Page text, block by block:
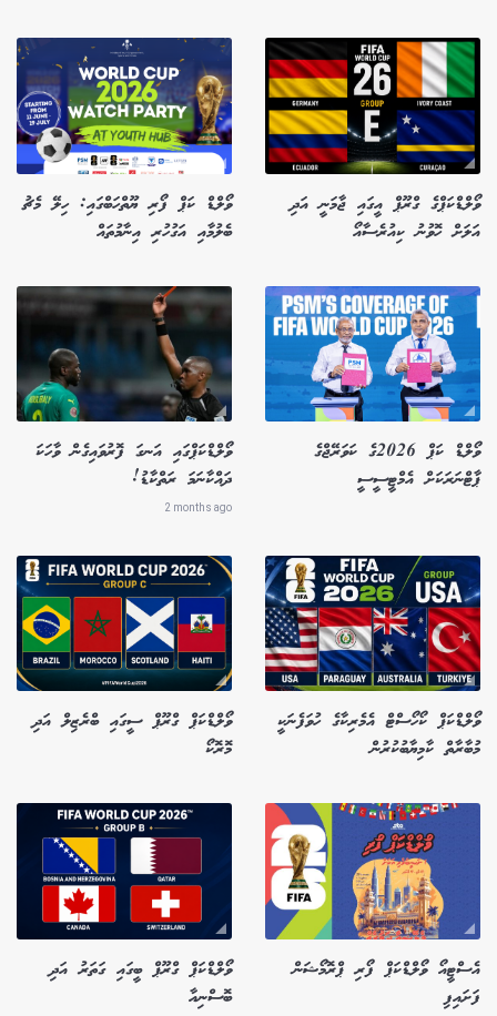
ވޯލްޑްކަޕްގެ ގްރޫޕް އީގައި ޖާމަނީ އަދި
އަލަށް ހޮވުނު ކިއުރެސާއޯ
ވޯލްޑް ކަޕް ފޯރި ޔޫތްހަބްގައި: ހިލޭ މެޗު
ބެލުމާއި އަގުހުރި އިނާމުތައް
ވޯލްޑް ކަޕް 2026ގެ ކަވަރޭޖްގެ
ޕާޓްނަރަކަށް އެމްޓީސީސީ
ވޯލްޑްކަޕްގައި އަނގަ ފޮރުވައިގެން ވާހަކަ
ދައްކާނަމަ ރަތްކާޑު!
2 months ago
ވޯލްޑްކަޕް ކޯހޯސްޓް އެމެރިކާގެ ހުވަފެނަކީ
މުބާރާތް ކާމިޔާބުކުރުން
ވޯލްޑްކަޕް ގްރޫޕް ސީގައި ބްރެޒިލް އަދި
މޮރޮކޯ
އެސްޓީއޯ ވޯލްޑްކަޕް ފޯރި ޕްރޮމޯޝަން
ފަށައިފި
ވޯލްޑްކަޕް ގްރޫޕް ބީގައި ގަތަރު އަދި
ބޮސްނިއާ